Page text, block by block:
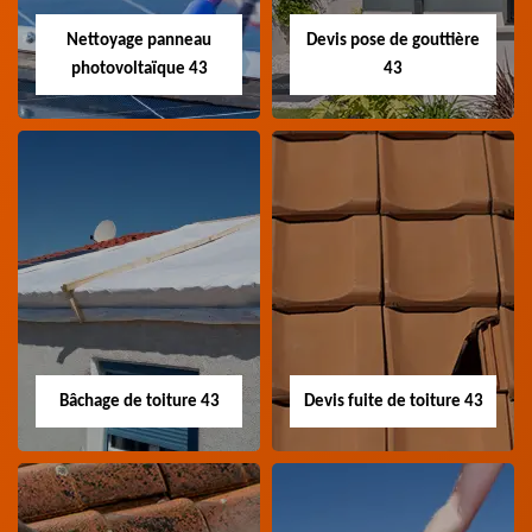
Nettoyage panneau
photovoltaïque 43
Nettoyage panneau
photovoltaïque 43
Professionnel en
nettoyage panneau
photovoltaïque 43
Devis pose de gouttière
43
Devis pose de
gouttière 43
Devis pose de gouttière
43 Haute-Loire
Bâchage de toiture 43 Devis fuite de toiture 43